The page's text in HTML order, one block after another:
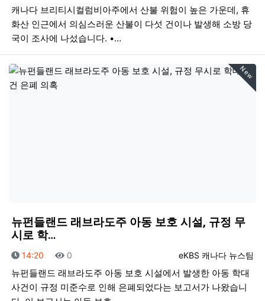
캐나다 브리티시컬럼비아주에서 산불 위험이 높은 가운데, 휴
화산 인근에서 의심스러운 산불이 다섯 건이나 발생해 소방 당
국이 조사에 나섰습니다. •…
New
뉴펀들랜드 래브라도주 아동 보호 시설, 규정 무
시로 학…
등록자
eKBS 캐나다 뉴스팀
등록일
14:20 조회
0
뉴펀들랜드 래브라도주 아동 보호 시설에서 발생한 아동 학대
사건이 규정 미준수로 인해 은폐되었다는 보고서가 나왔습니